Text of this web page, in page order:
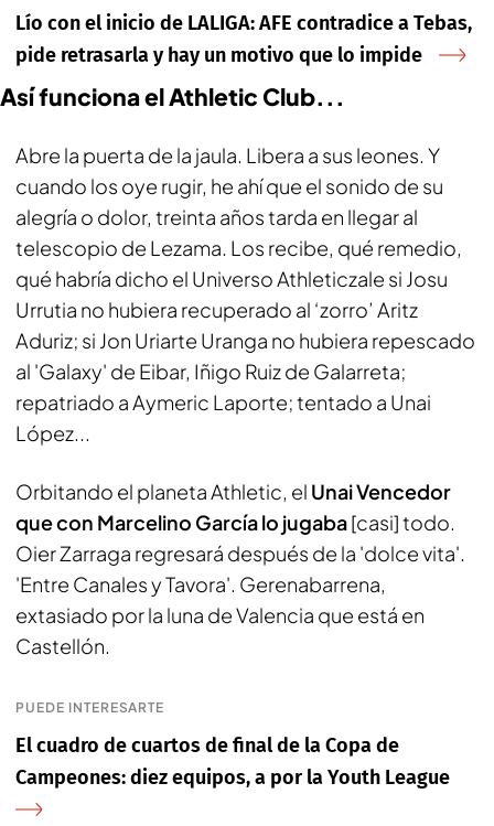
Lío con el inicio de LALIGA: AFE contradice a Tebas,
pide retrasarla y hay un motivo que lo impide
Así funciona el Athletic Club...
Abre la puerta de la jaula. Libera a sus leones. Y
cuando los oye rugir, he ahí que el sonido de su
alegría o dolor, treinta años tarda en llegar al
telescopio de Lezama. Los recibe, qué remedio,
qué habría dicho el Universo Athleticzale si Josu
Urrutia no hubiera recuperado al ‘zorro’ Aritz
Aduriz; si Jon Uriarte Uranga no hubiera repescado
al 'Galaxy' de Eibar, Iñigo Ruiz de Galarreta;
repatriado a Aymeric Laporte; tentado a Unai
López...
Orbitando el planeta Athletic, el Unai Vencedor
que con Marcelino García lo jugaba[casi] todo.
Oier Zarraga regresará después de la 'dolce vita'.
'Entre Canales y Tavora'. Gerenabarrena,
extasiado por la luna de Valencia que está en
Castellón.
PUEDE INTERESARTE
El cuadro de cuartos de final de la Copa de
Campeones: diez equipos, a por la Youth League